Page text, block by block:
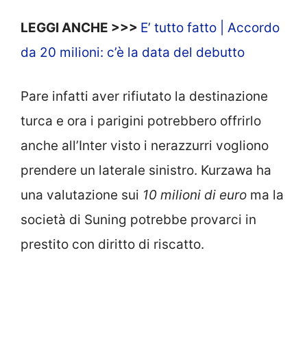
LEGGI ANCHE >>> E’ tutto fatto | Accordo
da 20 milioni: c’è la data del debutto
Pare infatti aver rifiutato la destinazione
turca e ora i parigini potrebbero offrirlo
anche all’Inter visto i nerazzurri vogliono
prendere un laterale sinistro. Kurzawa ha
una valutazione sui 10 milioni di euro ma la
società di Suning potrebbe provarci in
prestito con diritto di riscatto.